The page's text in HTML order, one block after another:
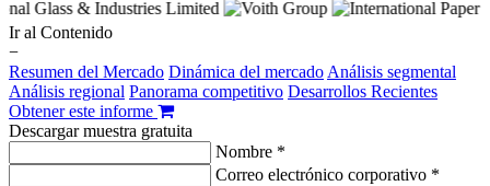
Ir al Contenido
−
Resumen del Mercado Dinámica del mercado Análisis segmental
Análisis regional Panorama competitivo Desarrollos Recientes
Obtener este informe
Descargar muestra gratuita
Nombre *
Correo electrónico corporativo *